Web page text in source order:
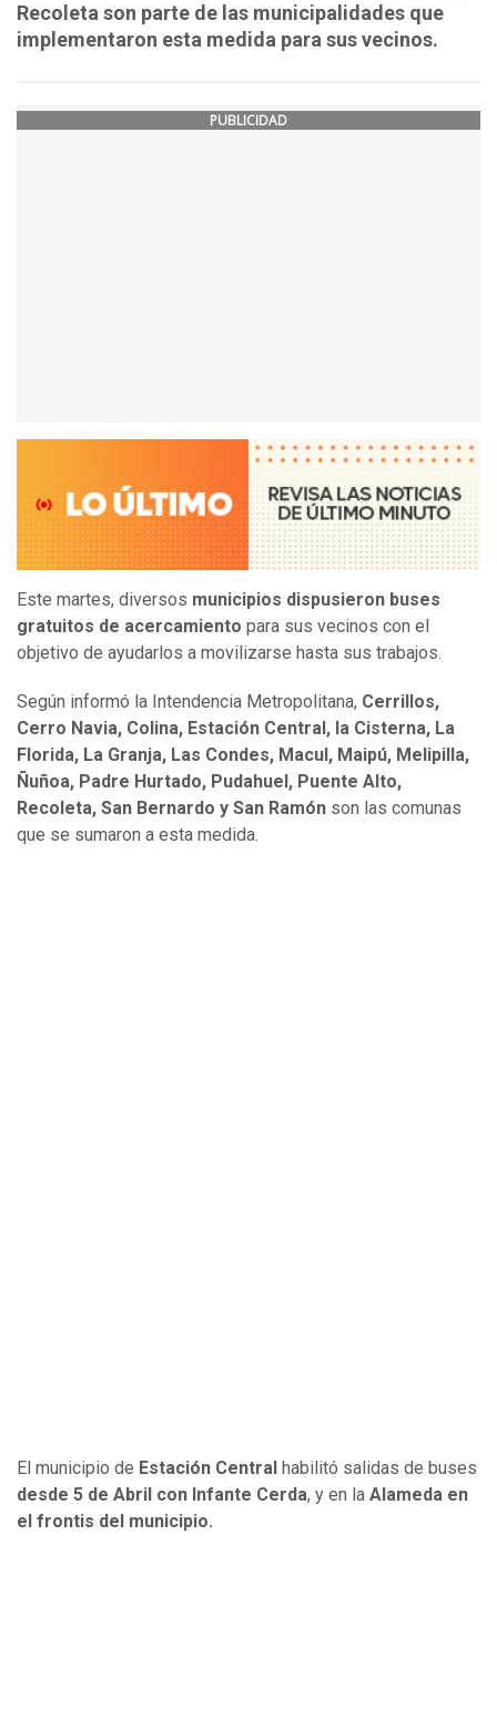
Recoleta son parte de las municipalidades que
implementaron esta medida para sus vecinos.
PUBLICIDAD
Este martes, diversos municipios dispusieron buses
gratuitos de acercamiento para sus vecinos con el
objetivo de ayudarlos a movilizarse hasta sus trabajos.
Según informó la Intendencia Metropolitana, Cerrillos,
Cerro Navia, Colina, Estación Central, la Cisterna, La
Florida, La Granja, Las Condes, Macul, Maipú, Melipilla,
Ñuñoa, Padre Hurtado, Pudahuel, Puente Alto,
Recoleta, San Bernardo y San Ramón son las comunas
que se sumaron a esta medida.
El municipio de Estación Central habilitó salidas de buses
desde 5 de Abril con Infante Cerda, y en la Alameda en
el frontis del municipio.